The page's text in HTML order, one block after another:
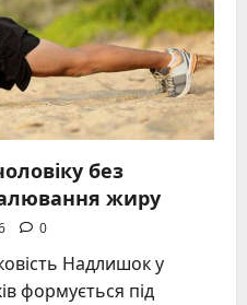
без
жиру
0
Надлишок у
формується під